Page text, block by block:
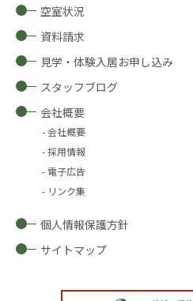
空室状況
資料請求
見学・体験入居お申し込み
スタッフブログ
会社概要
会社概要
採用情報
電子広告
リンク集
個人情報保護方針
サイトマップ